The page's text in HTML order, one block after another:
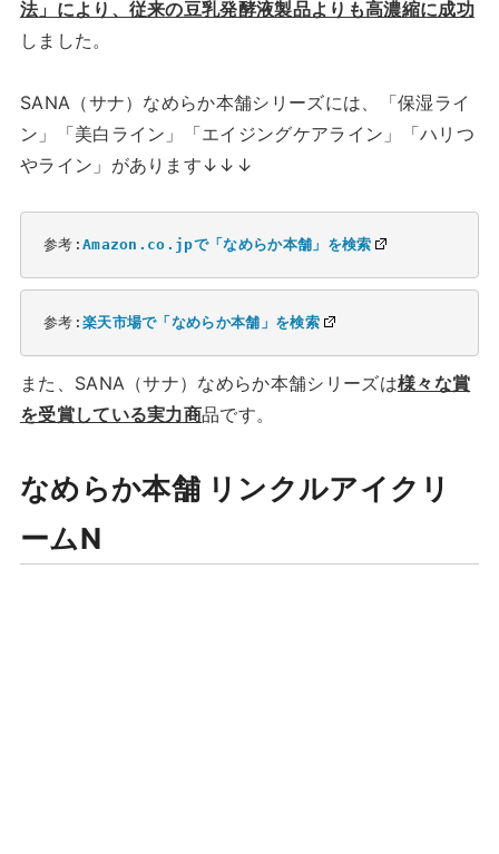
法」により、従来の豆乳発酵液製品よりも高濃縮に成功
しました。
SANA（サナ）なめらか本舗シリーズには、「保湿ライ
ン」「美白ライン」「エイジングケアライン」「ハリつ
やライン」があります↓↓↓
参考: Amazon.co.jpで「なめらか本舗」を検索
参考: 楽天市場で「なめらか本舗」を検索
また、SANA（サナ）なめらか本舗シリーズは様々な賞
を受賞している実力商品です。
なめらか本舗 リンクルアイクリ
ームN